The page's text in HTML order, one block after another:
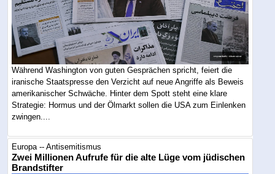
Während Washington von guten Gesprächen spricht, feiert die
iranische Staatspresse den Verzicht auf neue Angriffe als Beweis
amerikanischer Schwäche. Hinter dem Spott steht eine klare
Strategie: Hormus und der Ölmarkt sollen die USA zum Einlenken
zwingen....
Europa -- Antisemitismus
Zwei Millionen Aufrufe für die alte Lüge vom jüdischen
Brandstifter